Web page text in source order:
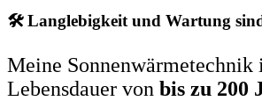
🛠️ Langlebigkeit und Wartung
Meine Sonnenwärmetechnik
Lebensdauer von bis zu 200